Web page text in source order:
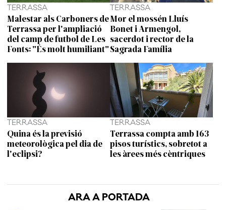
ARA A PORTADA
TERRASSA
Malestar als Carboners de
Terrassa per l'ampliació
del camp de futbol de Les
Fonts: "És molt humiliant"
TERRASSA
Mor el mossén Lluís
Bonet i Armengol,
sacerdot i rector de la
Sagrada Família
TERRASSA
Quina és la previsió
meteorològica pel dia de
l'eclipsi?
TERRASSA
Terrassa compta amb 163
pisos turístics, sobretot a
les àrees més cèntriques